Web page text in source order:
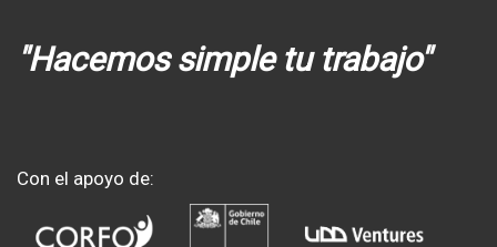
"Hacemos simple tu trabajo"
Con el apoyo de: